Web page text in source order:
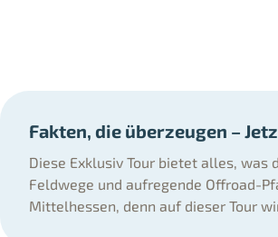
Fakten, die überzeugen –
Diese Exklusiv Tour bietet alles,
Feldwege und aufregende Offroad-
Mittelhessen, denn auf dieser Tour